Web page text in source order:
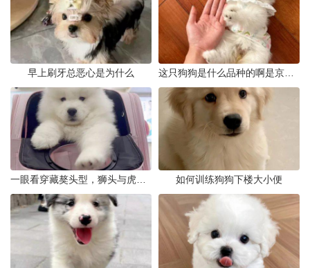
早上刷牙总恶心是为什么
如何训练狗狗下楼大小便